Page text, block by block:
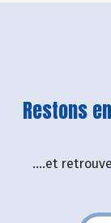
Restons
....et